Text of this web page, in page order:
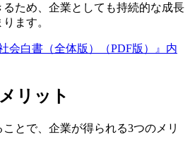
ため、企業としても持続的な成長
ます。
会白書（全体版）（PDF版）』内
リット
とで、企業が得られる3つのメリ